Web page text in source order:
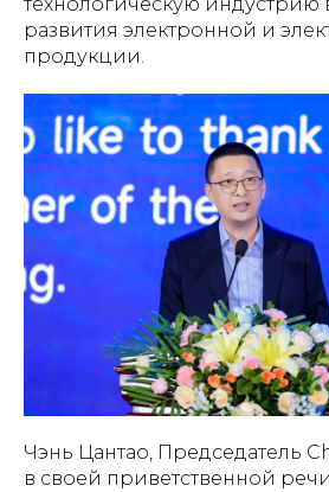
развития электронной и
продукции.
Чэнь Цантао, Председатель
в своей приветственной